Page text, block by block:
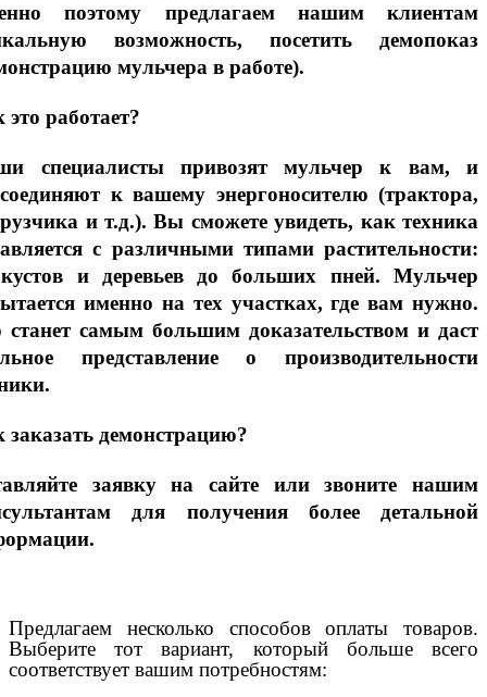
поэтому предлагаем нашим клиентам
возможность, посетить демопоказ
мульчера в работе).
это работает?
специалисты привозят мульчер к вам, и
к вашему энергоносителю (трактора,
и т.д.). Вы сможете увидеть, как техника
с различными типами растительности:
и деревьев до больших пней. Мульчер
именно на тех участках, где вам нужно.
станет самым большим доказательством и даст
представление о производительности
заказать демонстрацию?
заявку на сайте или звоните нашим
для получения более детальной
Предлагаем несколько способов оплаты товаров.
Выберите тот вариант, который больше всего
соответствует вашим потребностям: